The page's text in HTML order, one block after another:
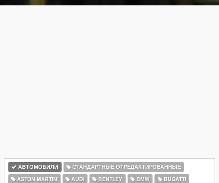
АВТОМОБИЛИ
СТАНДАРТНЫЕ ОТРЕДАКТИРОВАННЫЕ
ASTON MARTIN
AUDI BENTLEY BMW
BUGATTI